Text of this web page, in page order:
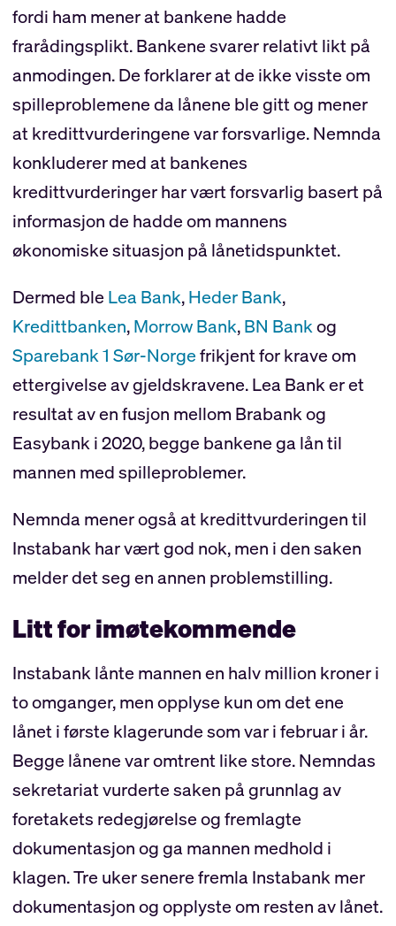
fordi ham mener at bankene hadde
frarådingsplikt. Bankene svarer relativt likt på
anmodingen. De forklarer at de ikke visste om
spilleproblemene da lånene ble gitt og mener
at kredittvurderingene var forsvarlige. Nemnda
konkluderer med at bankenes
kredittvurderinger har vært forsvarlig basert på
informasjon de hadde om mannens
økonomiske situasjon på lånetidspunktet.
Dermed ble Lea Bank,Heder Bank,
Kredittbanken,Morrow Bank,BN Bankog
Sparebank 1 Sør-Norgefrikjent for krave om
ettergivelse av gjeldskravene. Lea Bank er et
resultat av en fusjon mellom Brabank og
Easybank i 2020, begge bankene ga lån til
mannen med spilleproblemer.
Nemnda mener også at kredittvurderingen til
Instabank har vært god nok, men i den saken
melder det seg en annen problemstilling.
Litt for imøtekommende
Instabank lånte mannen en halv million kroner i
to omganger, men opplyse kun om det ene
lånet i første klagerunde som var i februar i år.
Begge lånene var omtrent like store. Nemndas
sekretariat vurderte saken på grunnlag av
foretakets redegjørelse og fremlagte
dokumentasjon og ga mannen medhold i
klagen. Tre uker senere fremla Instabank mer
dokumentasjon og opplyste om resten av lånet.